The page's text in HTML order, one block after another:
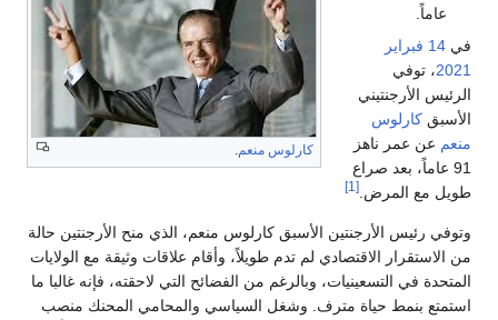
كارلوس منعم.
عاماً.
في 14 فبراير
2021، توفي
الرئيس الأرجنتيني
الأسبق كارلوس
منعم عن عمر ناهز
91 عاماً، بعد صراع
طويل مع المرض. [1]
وتوفي رئيس الأرجنتين الأسبق كارلوس منعم، الذي منح الأرجنتين حالة
من الاستقرار الاقتصادي لم تدم طويلاً، وأقام علاقات وثيقة مع الولايات
المتحدة في التسعينيات، وبالرغم من الفضائح التي لاحقته، فإنه غالبا ما
استمتع بنمط حياة مترف. وشغل السياسي والمحامي المحنك منصب